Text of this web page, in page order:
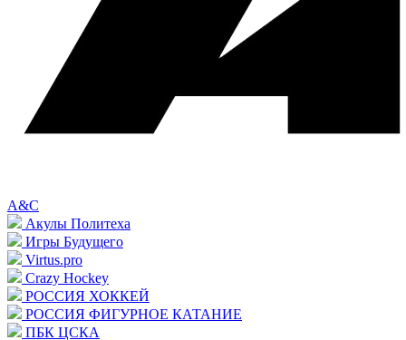
A&C
Акулы Политеха
Игры Будущего
Virtus.pro
Crazy Hockey
РОССИЯ ХОККЕЙ
РОССИЯ ФИГУРНОЕ КАТАНИЕ
ПБК ЦСКА